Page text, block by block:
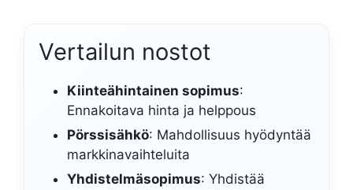
Vertailun nostot
Kiinteähintainen sopimus:
Ennakoitava hinta ja helppous
Pörssisähkö: Mahdollisuus hyödyntää
markkinavaihteluita
Yhdistelmäsopimus: Yhdistää